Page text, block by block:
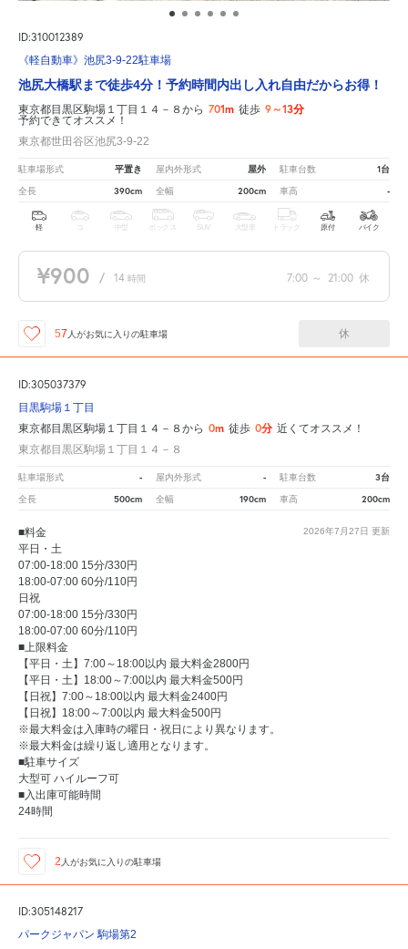
ID:310012389
《軽自動車》池尻3-9-22駐車場
池尻大橋駅まで徒歩4分！予約時間内出し入れ自由だからお得！
東京都目黒区駒場１丁目１４－８から 701m 徒歩 9～13分
予約できてオススメ！
東京都世田谷区池尻3-9-22
駐車場形式 平置き 屋内外形式 屋外 駐車台数 1台
全長 390cm 全幅 200cm 車高 -
軽 中型 ボックス SUV 大型車 トラック 原付 バイク
¥900 / 14 時間 7:00 ～ 21:00 休
57 人がお気に入りの駐車場 休
ID:305037379
目黒駒場１丁目
東京都目黒区駒場１丁目１４－８から 0m 徒歩 0分 近くてオススメ！
東京都目黒区駒場１丁目１４－８
駐車場形式 - 屋内外形式 - 駐車台数 3台
全長 500cm 全幅 190cm 車高 200cm
2026年7月27日 更新
■料金
平日・土
07:00-18:00 15分/330円
18:00-07:00 60分/110円
日祝
07:00-18:00 15分/330円
18:00-07:00 60分/110円
■上限料金
【平日・土】7:00～18:00以内 最大料金2800円
【平日・土】18:00～7:00以内 最大料金500円
【日祝】7:00～18:00以内 最大料金2400円
【日祝】18:00～7:00以内 最大料金500円
※最大料金は入庫時の曜日・祝日により異なります。
※最大料金は繰り返し適用となります。
■駐車サイズ
大型可 ハイルーフ可
■入出庫可能時間
24時間
2 人がお気に入りの駐車場
ID:305148217
パークジャパン 駒場第2